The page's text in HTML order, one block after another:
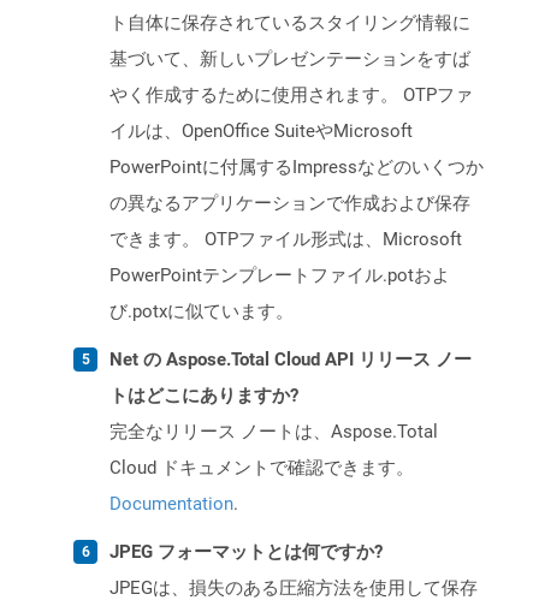
ト自体に保存されているスタイリング情報に
基づいて、新しいプレゼンテーションをすば
やく作成するために使用されます。 OTPファ
イルは、OpenOffice SuiteやMicrosoft
PowerPointに付属するImpressなどのいくつか
の異なるアプリケーションで作成および保存
できます。 OTPファイル形式は、Microsoft
PowerPointテンプレートファイル.potおよ
び.potxに似ています。
Net の Aspose.Total Cloud API リリース ノー
トはどこにありますか?
完全なリリース ノートは、Aspose.Total
Cloud ドキュメントで確認できます。
Documentation.
JPEG フォーマットとは何ですか?
JPEGは、損失のある圧縮方法を使用して保存